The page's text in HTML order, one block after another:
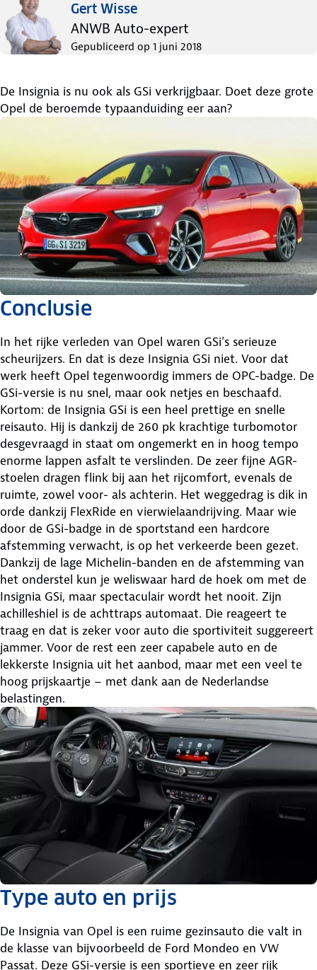
Gert Wisse
ANWB Auto-expert
Gepubliceerd op 1 juni 2018
De Insignia is nu ook als GSi verkrijgbaar. Doet deze grote
Opel de beroemde typaanduiding eer aan?
Conclusie
In het rijke verleden van Opel waren GSi’s serieuze
scheurijzers. En dat is deze Insignia GSi niet. Voor dat
werk heeft Opel tegenwoordig immers de OPC-badge. De
GSi-versie is nu snel, maar ook netjes en beschaafd.
Kortom: de Insignia GSi is een heel prettige en snelle
reisauto. Hij is dankzij de 260 pk krachtige turbomotor
desgevraagd in staat om ongemerkt en in hoog tempo
enorme lappen asfalt te verslinden. De zeer fijne AGR-
stoelen dragen flink bij aan het rijcomfort, evenals de
ruimte, zowel voor- als achterin. Het weggedrag is dik in
orde dankzij FlexRide en vierwielaandrijving. Maar wie
door de GSi-badge in de sportstand een hardcore
afstemming verwacht, is op het verkeerde been gezet.
Dankzij de lage Michelin-banden en de afstemming van
het onderstel kun je weliswaar hard de hoek om met de
Insignia GSi, maar spectaculair wordt het nooit. Zijn
achilleshiel is de achttraps automaat. Die reageert te
traag en dat is zeker voor auto die sportiviteit suggereert
jammer. Voor de rest een zeer capabele auto en de
lekkerste Insignia uit het aanbod, maar met een veel te
hoog prijskaartje – met dank aan de Nederlandse
belastingen.
Type auto en prijs
De Insignia van Opel is een ruime gezinsauto die valt in
de klasse van bijvoorbeeld de Ford Mondeo en VW
Passat. Deze GSi-versie is een sportieve en zeer rijk